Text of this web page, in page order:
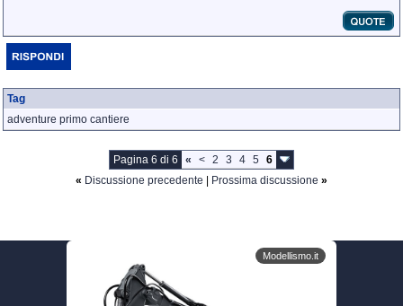
Tag
adventure primo cantiere
Pagina 6 di 6 « < 2 3 4 5
6
« Discussione precedente Prossima discussione »